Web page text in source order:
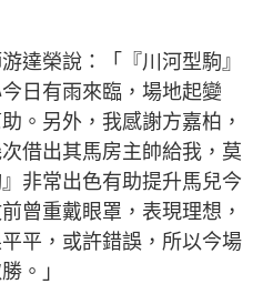
達榮說：「『川河型駒』
日有雨來臨，場地起變
。另外，我感謝方嘉柏，
借出其馬房主帥給我，莫
非常出色有助提升馬兒今
曾重戴眼罩，表現理想，
平，或許錯誤，所以今場
。」